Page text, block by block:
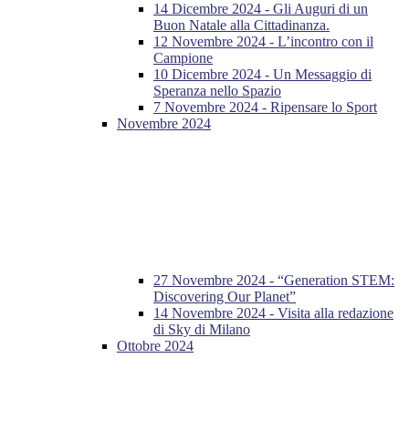
14 Dicembre 2024 - Gli Auguri di un
Buon Natale alla Cittadinanza.
12 Novembre 2024 - L’incontro con il
Campione
10 Dicembre 2024 - Un Messaggio di
Speranza nello Spazio
7 Novembre 2024 - Ripensare lo Sport
Novembre 2024
27 Novembre 2024 - “Generation STEM:
Discovering Our Planet”
14 Novembre 2024 - Visita alla redazione
di Sky di Milano
Ottobre 2024